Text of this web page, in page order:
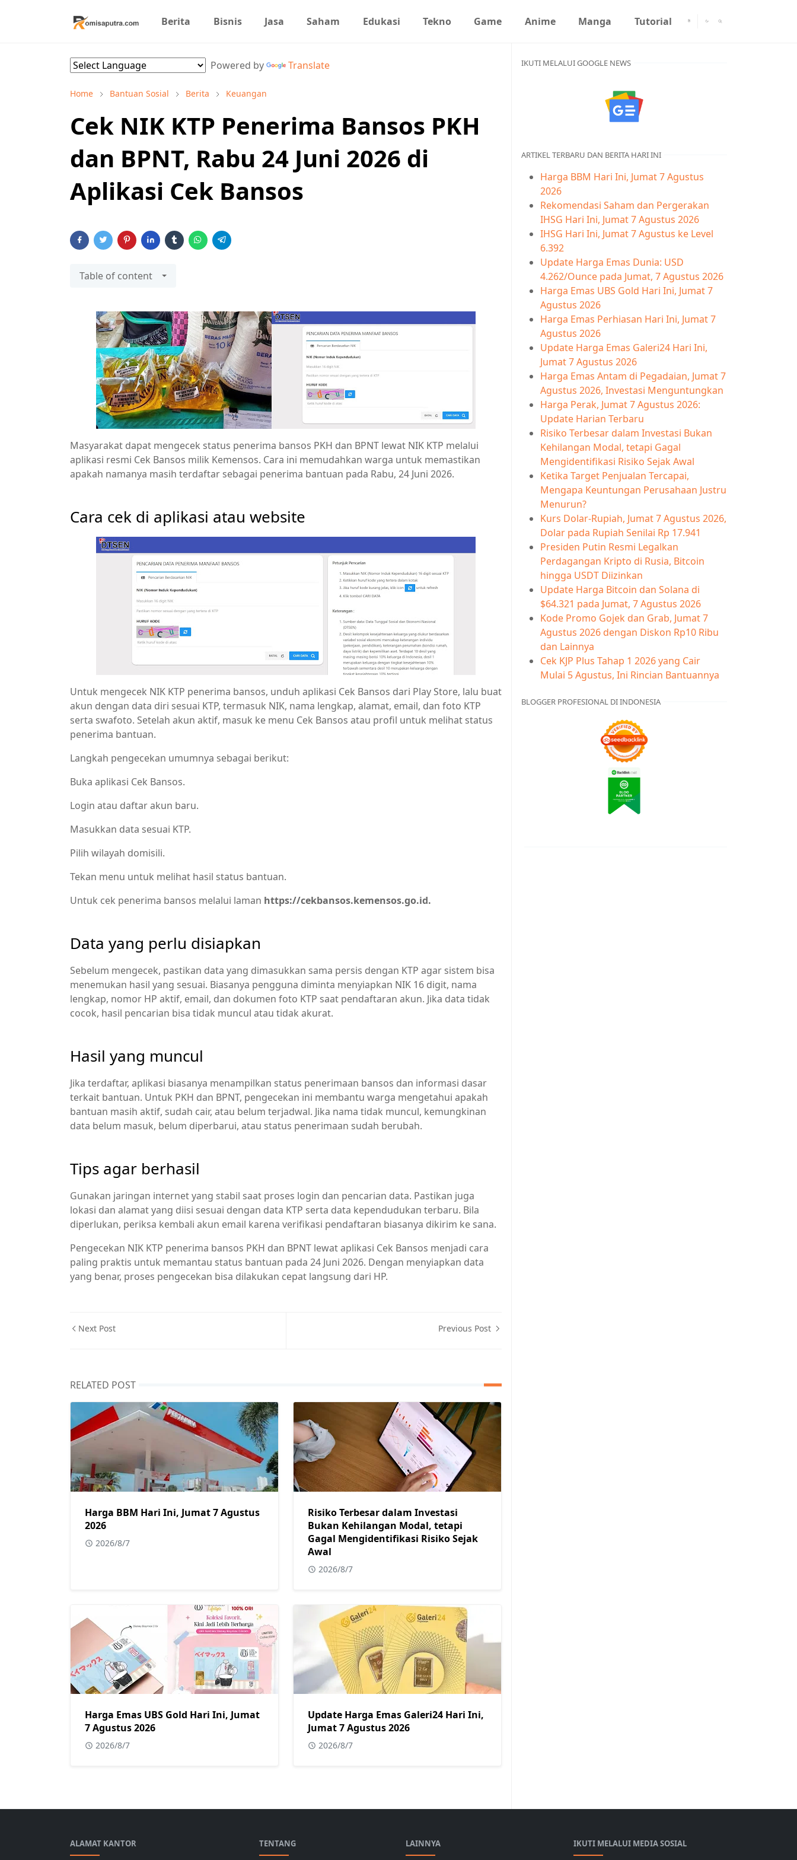
Berita Bisnis Jasa Saham Edukasi Tekno Game Anime Manga Tutorial
Powered by Translate
Home Bantuan Sosial Berita Keuangan
Cek NIK KTP Penerima Bansos PKH
dan BPNT, Rabu 24 Juni 2026 di
Aplikasi Cek Bansos
Table of content
Masyarakat dapat mengecek status penerima bansos PKH dan BPNT lewat NIK KTP melalui
aplikasi resmi Cek Bansos milik Kemensos. Cara ini memudahkan warga untuk memastikan
apakah namanya masih terdaftar sebagai penerima bantuan pada Rabu, 24 Juni 2026.
Cara cek di aplikasi atau website
Untuk mengecek NIK KTP penerima bansos, unduh aplikasi Cek Bansos dari Play Store, lalu buat
akun dengan data diri sesuai KTP, termasuk NIK, nama lengkap, alamat, email, dan foto KTP
serta swafoto. Setelah akun aktif, masuk ke menu Cek Bansos atau profil untuk melihat status
penerima bantuan.
Langkah pengecekan umumnya sebagai berikut:
Buka aplikasi Cek Bansos.
Login atau daftar akun baru.
Masukkan data sesuai KTP.
Pilih wilayah domisili.
Tekan menu untuk melihat hasil status bantuan.
Untuk cek penerima bansos melalui laman https://cekbansos.kemensos.go.id.
Data yang perlu disiapkan
Sebelum mengecek, pastikan data yang dimasukkan sama persis dengan KTP agar sistem bisa
menemukan hasil yang sesuai. Biasanya pengguna diminta menyiapkan NIK 16 digit, nama
lengkap, nomor HP aktif, email, dan dokumen foto KTP saat pendaftaran akun. Jika data tidak
cocok, hasil pencarian bisa tidak muncul atau tidak akurat.
Hasil yang muncul
Jika terdaftar, aplikasi biasanya menampilkan status penerimaan bansos dan informasi dasar
terkait bantuan. Untuk PKH dan BPNT, pengecekan ini membantu warga mengetahui apakah
bantuan masih aktif, sudah cair, atau belum terjadwal. Jika nama tidak muncul, kemungkinan
data belum masuk, belum diperbarui, atau status penerimaan sudah berubah.
Tips agar berhasil
Gunakan jaringan internet yang stabil saat proses login dan pencarian data. Pastikan juga
lokasi dan alamat yang diisi sesuai dengan data KTP serta data kependudukan terbaru. Bila
diperlukan, periksa kembali akun email karena verifikasi pendaftaran biasanya dikirim ke sana.
Pengecekan NIK KTP penerima bansos PKH dan BPNT lewat aplikasi Cek Bansos menjadi cara
paling praktis untuk memantau status bantuan pada 24 Juni 2026. Dengan menyiapkan data
yang benar, proses pengecekan bisa dilakukan cepat langsung dari HP.
Next Post Previous Post
RELATED POST
Harga BBM Hari Ini, Jumat 7 Agustus
2026
2026/8/7
Risiko Terbesar dalam Investasi
Bukan Kehilangan Modal, tetapi
Gagal Mengidentifikasi Risiko Sejak
Awal
2026/8/7
Harga Emas UBS Gold Hari Ini, Jumat
7 Agustus 2026
2026/8/7
Update Harga Emas Galeri24 Hari Ini,
Jumat 7 Agustus 2026
2026/8/7
IKUTI MELALUI GOOGLE NEWS
ARTIKEL TERBARU DAN BERITA HARI INI
Harga BBM Hari Ini, Jumat 7 Agustus
2026
Rekomendasi Saham dan Pergerakan
IHSG Hari Ini, Jumat 7 Agustus 2026
IHSG Hari Ini, Jumat 7 Agustus ke Level
6.392
Update Harga Emas Dunia: USD
4.262/Ounce pada Jumat, 7 Agustus 2026
Harga Emas UBS Gold Hari Ini, Jumat 7
Agustus 2026
Harga Emas Perhiasan Hari Ini, Jumat 7
Agustus 2026
Update Harga Emas Galeri24 Hari Ini,
Jumat 7 Agustus 2026
Harga Emas Antam di Pegadaian, Jumat 7
Agustus 2026, Investasi Menguntungkan
Harga Perak, Jumat 7 Agustus 2026:
Update Harian Terbaru
Risiko Terbesar dalam Investasi Bukan
Kehilangan Modal, tetapi Gagal
Mengidentifikasi Risiko Sejak Awal
Ketika Target Penjualan Tercapai,
Mengapa Keuntungan Perusahaan Justru
Menurun?
Kurs Dolar-Rupiah, Jumat 7 Agustus 2026,
Dolar pada Rupiah Senilai Rp 17.941
Presiden Putin Resmi Legalkan
Perdagangan Kripto di Rusia, Bitcoin
hingga USDT Diizinkan
Update Harga Bitcoin dan Solana di
$64.321 pada Jumat, 7 Agustus 2026
Kode Promo Gojek dan Grab, Jumat 7
Agustus 2026 dengan Diskon Rp10 Ribu
dan Lainnya
Cek KJP Plus Tahap 1 2026 yang Cair
Mulai 5 Agustus, Ini Rincian Bantuannya
BLOGGER PROFESIONAL DI INDONESIA
ALAMAT KANTOR TENTANG LAINNYA IKUTI MELALUI MEDIA SOSIAL